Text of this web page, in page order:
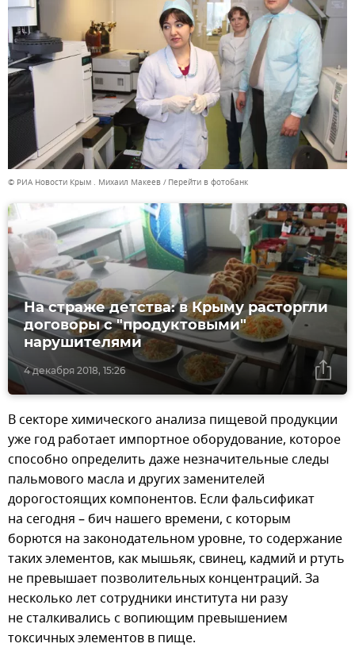
© РИА Новости Крым . Михаил Макеев Перейти в фотобанк
4 декабря 2018, 15:26
На страже детства: в Крыму расторгли
договоры с "продуктовыми"
нарушителями
В секторе химического анализа пищевой продукции
уже год работает импортное оборудование, которое
способно определить даже незначительные следы
пальмового масла и других заменителей
дорогостоящих компонентов. Если фальсификат
на сегодня – бич нашего времени, с которым
борются на законодательном уровне, то содержание
таких элементов, как мышьяк, свинец, кадмий и ртуть
не превышает позволительных концентраций. За
несколько лет сотрудники института ни разу
не сталкивались с вопиющим превышением
токсичных элементов в пище.